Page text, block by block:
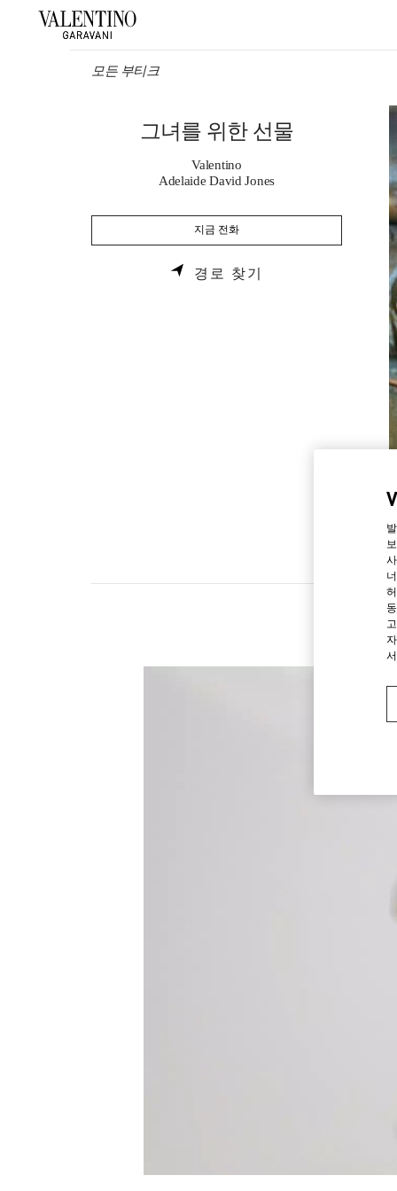
모든 부티크
그녀를 위한 선물
Valentino
Adelaide David Jones
지금 전화
경로 찾기 LINK OPENS IN